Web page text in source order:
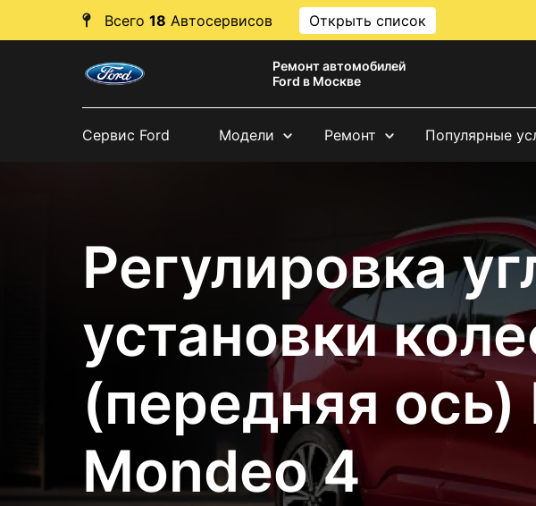
Всего 18 Автосервисов Открыть список
Ремонт автомобилей
Ford в Москве
Сервис Ford Модели Ремонт Популярные
Регулировка
установки
(передняя ось)
Mondeo 4